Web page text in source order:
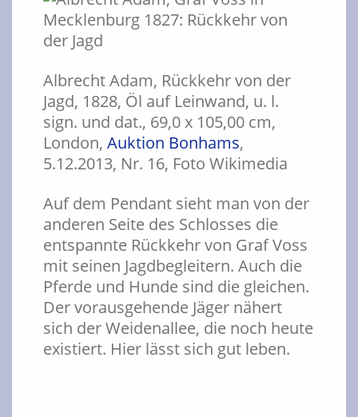
Albrecht Adam, Rückkehr von der
Jagd, 1828, Öl auf Leinwand, u. l.
sign. und dat., 69,0 x 105,00 cm,
London, Auktion Bonhams,
5.12.2013, Nr. 16, Foto Wikimedia
Auf dem Pendant sieht man von der
anderen Seite des Schlosses die
entspannte Rückkehr von Graf Voss
mit seinen Jagdbegleitern. Auch die
Pferde und Hunde sind die gleichen.
Der vorausgehende Jäger nähert
sich der Weidenallee, die noch heute
existiert. Hier lässt sich gut leben.